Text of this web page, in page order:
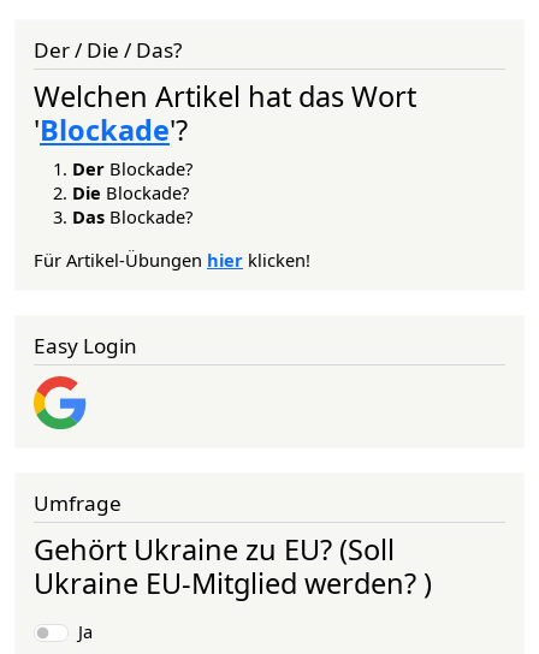
Der / Die / Das?
Welchen Artikel hat das Wort
'Blockade'?
Der Blockade?
Die Blockade?
Das Blockade?
Für Artikel-Übungen hier klicken!
Easy Login
Umfrage
Gehört Ukraine zu EU? (Soll
Ukraine EU-Mitglied werden? )
Auswahlmöglichkeiten
Ja